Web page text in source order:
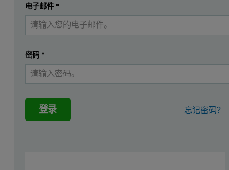
实例分析
XRD测量
X射线衍射图是利用马尔文帕纳科Aeris 台式衍射仪（40kV
提交 我已经有一个帐户
电子邮件*
密码 *
登录 忘记密码？